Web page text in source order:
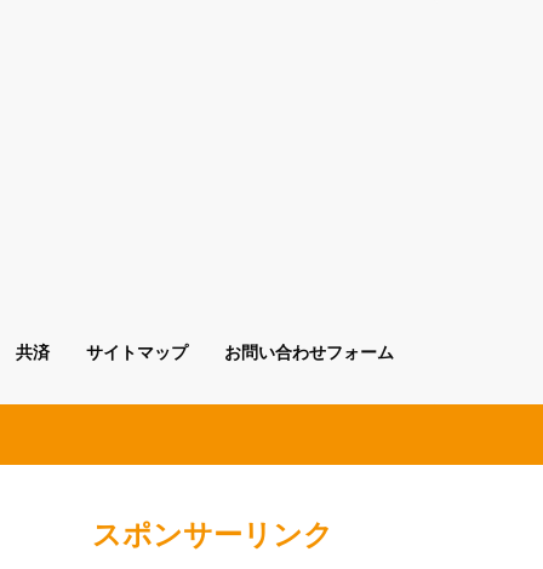
共済 サイトマップ お問い合わせフォーム
スポンサーリンク